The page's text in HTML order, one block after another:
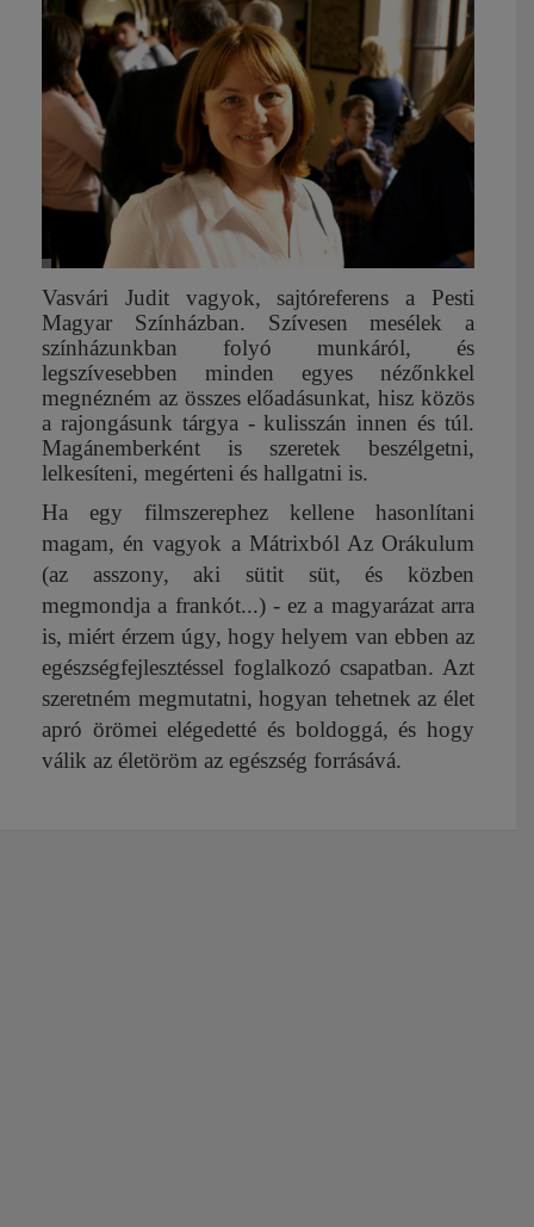
Vasvári Judit vagyok, sajtóreferens a Pesti
Magyar Színházban. Szívesen mesélek a
színházunkban folyó munkáról, és
legszívesebben minden egyes nézőnkkel
megnézném az összes előadásunkat, hisz közös
a rajongásunk tárgya - kulisszán innen és túl.
Magánemberként is szeretek beszélgetni,
lelkesíteni, megérteni és hallgatni is.
Ha egy filmszerephez kellene hasonlítani
magam, én vagyok a Mátrixból Az Orákulum
(az asszony, aki sütit süt, és közben
megmondja a frankót...) - ez a magyarázat arra
is, miért érzem úgy, hogy helyem van ebben az
egészségfejlesztéssel foglalkozó csapatban. Azt
szeretném megmutatni, hogyan tehetnek az élet
apró örömei elégedetté és boldoggá, és hogy
válik az életöröm az egészség forrásává.